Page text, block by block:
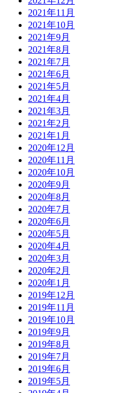
2021年11月
2021年10月
2021年9月
2021年8月
2021年7月
2021年6月
2021年5月
2021年4月
2021年3月
2021年2月
2021年1月
2020年12月
2020年11月
2020年10月
2020年9月
2020年8月
2020年7月
2020年6月
2020年5月
2020年4月
2020年3月
2020年2月
2020年1月
2019年12月
2019年11月
2019年10月
2019年9月
2019年8月
2019年7月
2019年6月
2019年5月